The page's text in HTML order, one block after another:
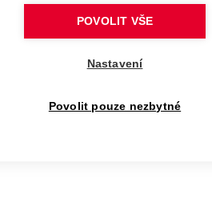
POVOLIT VŠE
Nastavení
Povolit pouze nezbytné